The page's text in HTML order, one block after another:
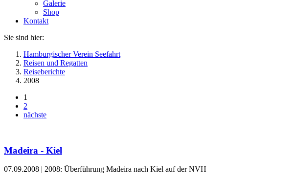
Galerie
Shop
Kontakt
Sie sind hier:
Hamburgischer Verein Seefahrt
Reisen und Regatten
Reiseberichte
2008
1
2
nächste
Madeira - Kiel
07.09.2008 | 2008: Überführung Madeira nach Kiel auf der NVH